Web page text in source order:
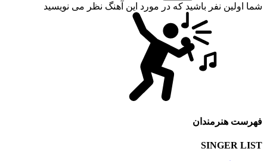
شما اولین نفر باشید که در مورد این آهنگ نظر می نویسید
فهرست هنرمندان
SINGER LIST